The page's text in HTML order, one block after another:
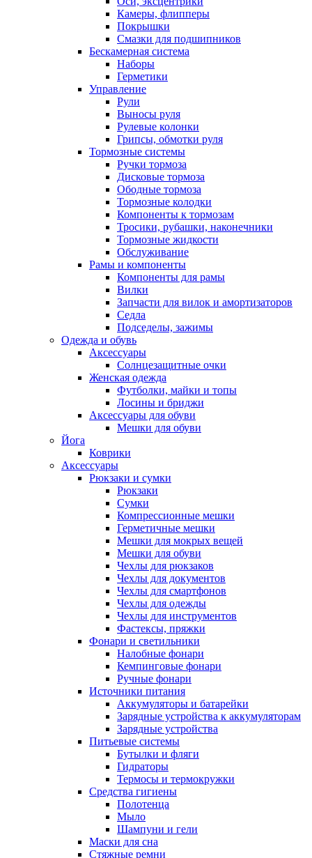
Камеры, флипперы
Покрышки
Смазки для подшипников
Бескамерная система
Наборы
Герметики
Управление
Рули
Выносы руля
Рулевые колонки
Грипсы, обмотки руля
Тормозные системы
Ручки тормоза
Дисковые тормоза
Ободные тормоза
Тормозные колодки
Компоненты к тормозам
Тросики, рубашки, наконечники
Тормозные жидкости
Обслуживание
Рамы и компоненты
Компоненты для рамы
Вилки
Запчасти для вилок и амортизаторов
Седла
Подседелы, зажимы
Одежда и обувь
Аксессуары
Солнцезащитные очки
Женская одежда
Футболки, майки и топы
Лосины и бриджи
Аксессуары для обуви
Мешки для обуви
Йога
Коврики
Аксессуары
Рюкзаки и сумки
Рюкзаки
Сумки
Компрессионные мешки
Герметичные мешки
Мешки для мокрых вещей
Мешки для обуви
Чехлы для рюкзаков
Чехлы для документов
Чехлы для смартфонов
Чехлы для одежды
Чехлы для инструментов
Фастексы, пряжки
Фонари и светильники
Налобные фонари
Кемпинговые фонари
Ручные фонари
Источники питания
Аккумуляторы и батарейки
Зарядные устройства к аккумуляторам
Зарядные устройства
Питьевые системы
Бутылки и фляги
Гидраторы
Термосы и термокружки
Средства гигиены
Полотенца
Мыло
Шампуни и гели
Маски для сна
Стяжные ремни